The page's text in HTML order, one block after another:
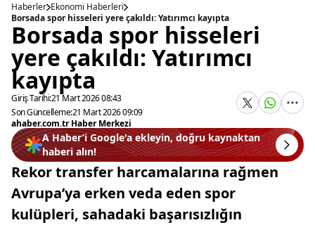
Haberler Ekonomi Haberleri
Borsada spor hisseleri yere çakıldı: Yatırımcı kayıpta
Borsada spor hisseleri
yere çakıldı: Yatırımcı
kayıpta
Giriş Tarihi:21 Mart 2026 08:43
Son Güncelleme:21 Mart 2026 09:09
ahaber.com.tr Haber Merkezi
A Haber’i Google'a ekleyin, doğru kaynaktan
haberi alın!
Rekor transfer harcamalarına rağmen
Avrupa’ya erken veda eden spor
kulüpleri, sahadaki başarısızlığın